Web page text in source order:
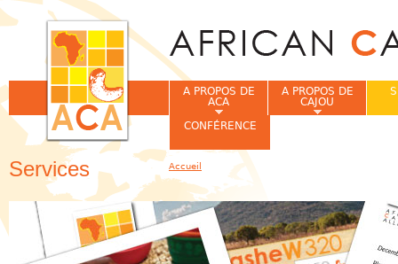
Services
A PROPOS DE
ACA
A PROPOS DE
CAJOU
CONFÉRENCE
Vous êtes ici
Accueil